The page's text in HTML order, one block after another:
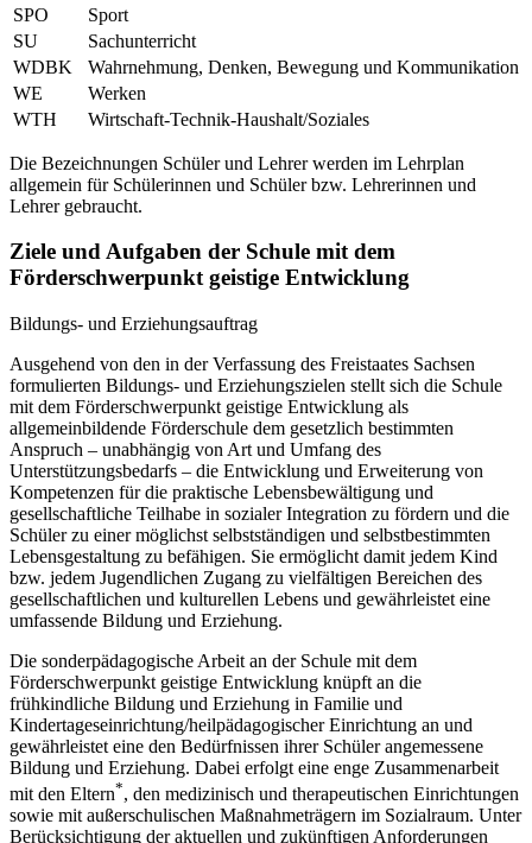
SPO
Sport
SU
Sachunterricht
WDBK
Wahrnehmung, Denken, Bewegung und Kommunikation
WE
Werken
WTH
Wirtschaft-Technik-Haushalt/Soziales
Die Bezeichnungen Schüler und Lehrer werden im Lehrplan
allgemein für Schülerinnen und Schüler bzw. Lehrerinnen und
Lehrer gebraucht.
Ziele und Aufgaben der Schule mit dem
Förderschwerpunkt geistige Entwicklung
Bildungs- und Erziehungsauftrag
Ausgehend von den in der Verfassung des Freistaates Sachsen
formulierten Bildungs- und Erziehungszielen stellt sich die Schule
mit dem Förderschwerpunkt geistige Entwicklung als
allgemeinbildende Förderschule dem gesetzlich bestimmten
Anspruch – unabhängig von Art und Umfang des
Unterstützungsbedarfs – die Entwicklung und Erweiterung von
Kompetenzen für die praktische Lebensbewältigung und
gesellschaftliche Teilhabe in sozialer Integration zu fördern und die
Schüler zu einer möglichst selbstständigen und selbstbestimmten
Lebensgestaltung zu befähigen. Sie ermöglicht damit jedem Kind
bzw. jedem Jugendlichen Zugang zu vielfältigen Bereichen des
gesellschaftlichen und kulturellen Lebens und gewährleistet eine
umfassende Bildung und Erziehung.
Die sonderpädagogische Arbeit an der Schule mit dem
Förderschwerpunkt geistige Entwicklung knüpft an die
frühkindliche Bildung und Erziehung in Familie und
Kindertageseinrichtung/heilpädagogischer Einrichtung an und
gewährleistet eine den Bedürfnissen ihrer Schüler angemessene
Bildung und Erziehung. Dabei erfolgt eine enge Zusammenarbeit
mit den Eltern*, den medizinisch und therapeutischen Einrichtungen
sowie mit außerschulischen Maßnahmeträgern im Sozialraum. Unter
Berücksichtigung der aktuellen und zukünftigen Anforderungen